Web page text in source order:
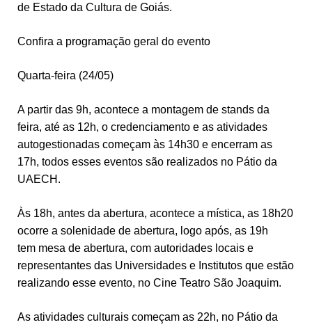
de Estado da Cultura de Goiás.
Confira a programação geral do evento
Quarta-feira (24/05)
A partir das 9h, acontece a montagem de stands da
feira, até as 12h, o credenciamento e as atividades
autogestionadas começam às 14h30 e encerram as
17h, todos esses eventos são realizados no Pátio da
UAECH.
Às 18h, antes da abertura, acontece a mística, as 18h20
ocorre a solenidade de abertura, logo após, as 19h
tem mesa de abertura, com autoridades locais e
representantes das Universidades e Institutos que estão
realizando esse evento, no Cine Teatro São Joaquim.
As atividades culturais começam as 22h, no Pátio da